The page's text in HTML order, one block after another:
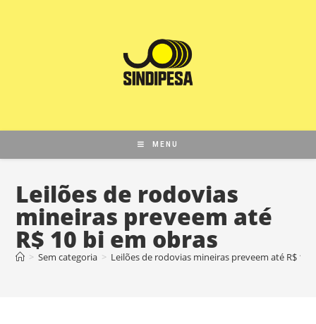
MENU
Leilões de rodovias
mineiras preveem até
R$ 10 bi em obras
> Sem categoria > Leilões de rodovias mineiras preveem até R$ 10